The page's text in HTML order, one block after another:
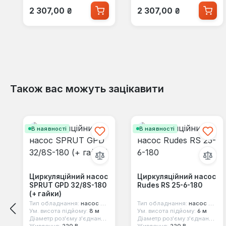
Звичайна ціна:
2 307,00 ₴ Звичайна ціна:
2 307,00 ₴
Також вас можуть зацікавити
В наявності
Циркуляційний насос
SPRUT GPD 32/8S-180
(+ гайки)
Тип обладнання: насос циркуляційний
Ум. висота підйому: 8 м
Діаметр роз'єму з'єднання:
В наявності
Циркуляційний насос
Rudes RS 25-6-180
Тип обладнання: насос циркуляційний
Ум. висота підйому: 6 м
Діаметр роз'єму з'єднання: